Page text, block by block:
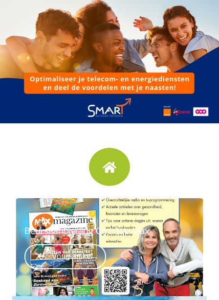
Beursaanbieding Omroep Max
Vorig artikel